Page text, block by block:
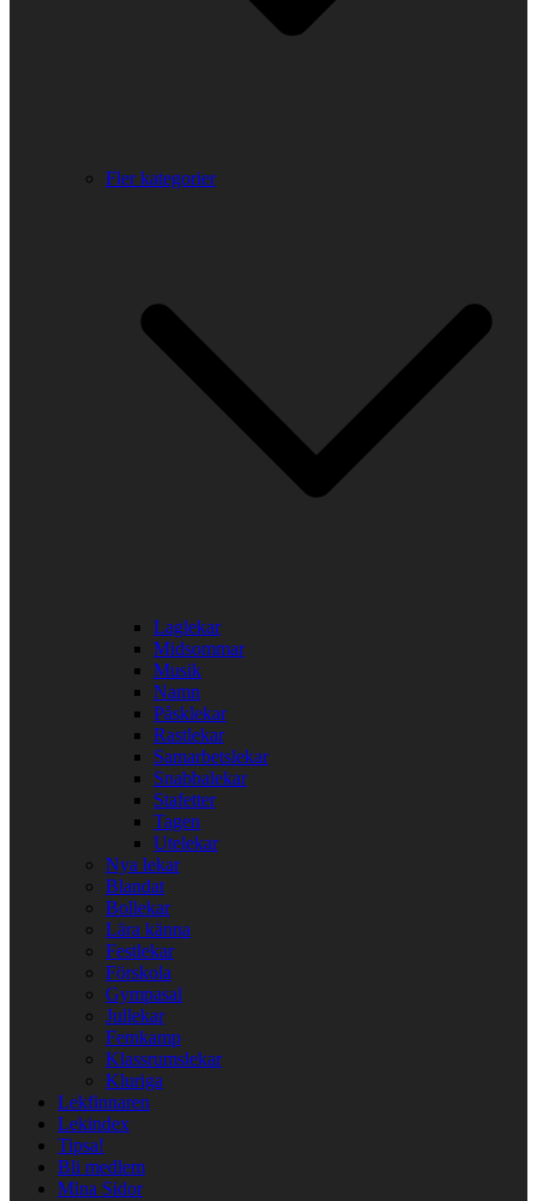
Fler kategorier
Laglekar
Midsommar
Musik
Namn
Påsklekar
Rastlekar
Samarbetslekar
Snabbalekar
Stafetter
Tagen
Utelekar
Nya lekar
Blandat
Bollekar
Lära känna
Festlekar
Förskola
Gympasal
Jullekar
Femkamp
Klassrumslekar
Kluriga
Lekfinnaren
Lekindex
Tipsa!
Bli medlem
Mina Sidor